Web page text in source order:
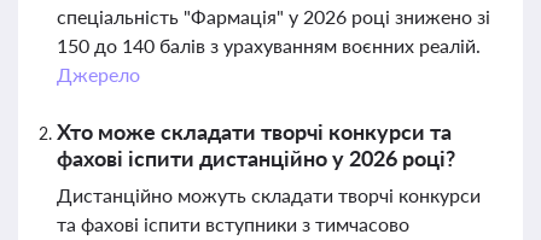
спеціальність "Фармація" у 2026 році знижено зі
150 до 140 балів з урахуванням воєнних реалій.
Джерело
Хто може складати творчі конкурси та
фахові іспити дистанційно у 2026 році?
Дистанційно можуть складати творчі конкурси
та фахові іспити вступники з тимчасово